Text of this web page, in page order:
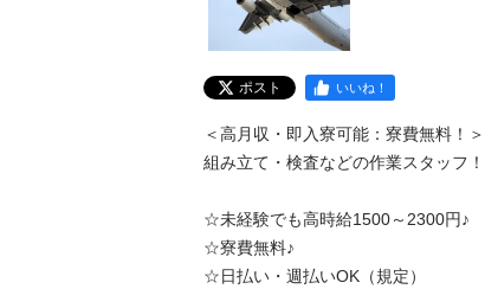
ポスト いいね！
＜高月収・即入寮可能：寮費無料！
組み立て・検査などの作業スタッフ！
☆未経験でも高時給1500～2300
☆寮費無料♪
☆日払い・週払いOK（規定）